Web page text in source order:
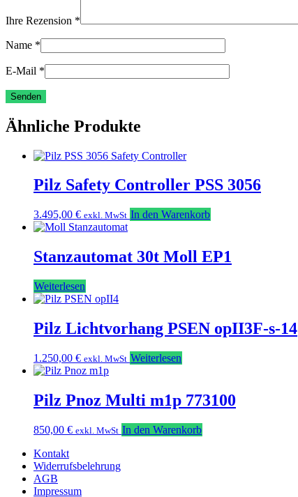
Ihre Rezension *
Name *
E-Mail *
Ähnliche Produkte
Pilz Safety Controller PSS 3056
3.495,00 € exkl. MwSt In den Warenkorb
Stanzautomat 30t Moll EP1
Weiterlesen
Pilz Lichtvorhang PSEN opII3F-s-14
1.250,00 € exkl. MwSt Weiterlesen
Pilz Pnoz Multi m1p 773100
850,00 € exkl. MwSt In den Warenkorb
Kontakt
Widerrufsbelehrung
AGB
Impressum